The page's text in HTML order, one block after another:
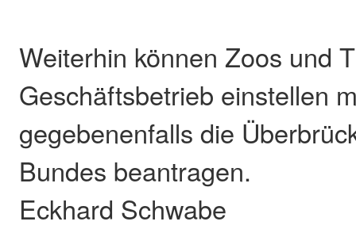
Weiterhin können Zoos und
Geschäftsbetrieb einstellen
gegebenenfalls die
Bundes beantragen.
Eckhard Schwabe